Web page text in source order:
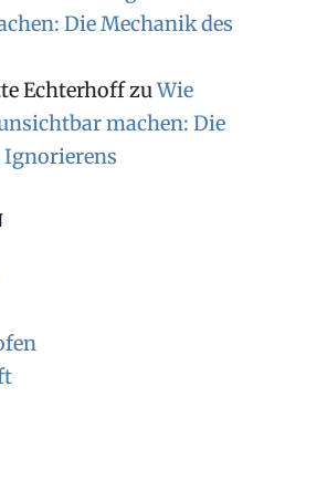
Die Mechanik des
EchterhoffzuWie
machen: Die
Ignorierens